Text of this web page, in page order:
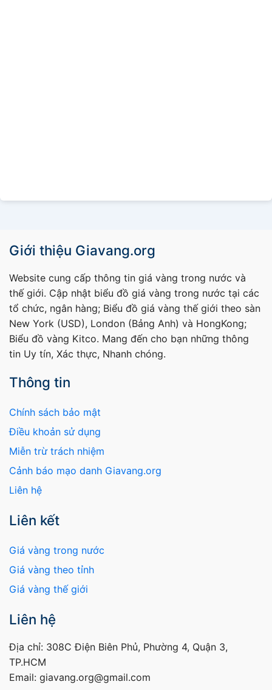
Giới thiệu Giavang.org
Website cung cấp thông tin giá vàng trong nước và
thế giới. Cập nhật biểu đồ giá vàng trong nước tại các
tổ chức, ngân hàng; Biểu đồ giá vàng thế giới theo sàn
New York (USD), London (Bảng Anh) và HongKong;
Biểu đồ vàng Kitco. Mang đến cho bạn những thông
tin Uy tín, Xác thực, Nhanh chóng.
Thông tin
Chính sách bảo mật
Điều khoản sử dụng
Miễn trừ trách nhiệm
Cảnh báo mạo danh Giavang.org
Liên hệ
Liên kết
Giá vàng trong nước
Giá vàng theo tỉnh
Giá vàng thế giới
Liên hệ
Địa chỉ: 308C Điện Biên Phủ, Phường 4, Quận 3,
TP.HCM
Email: giavang.org@gmail.com